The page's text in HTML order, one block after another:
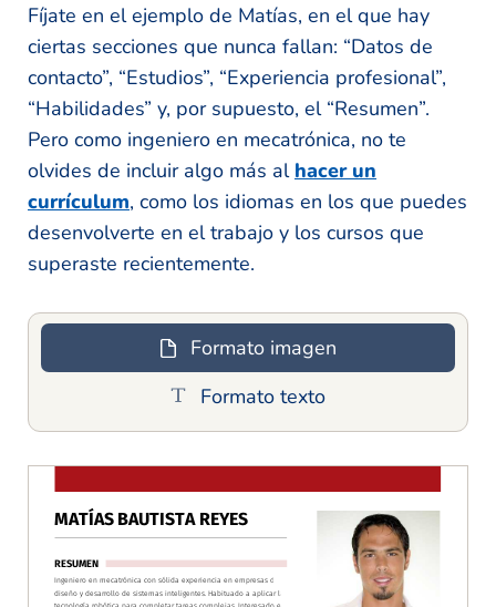
Fíjate en el ejemplo de Matías, en el que hay
ciertas secciones que nunca fallan: “Datos de
contacto”, “Estudios”, “Experiencia profesional”,
“Habilidades” y, por supuesto, el “Resumen”.
Pero como ingeniero en mecatrónica, no te
olvides de incluir algo más al hacer un
currículum, como los idiomas en los que puedes
desenvolverte en el trabajo y los cursos que
superaste recientemente.
Formato imagen
Formato texto